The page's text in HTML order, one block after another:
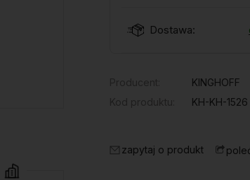
Dostawa:
KINGHOFF
KH-KH-1526
zapytaj o produkt